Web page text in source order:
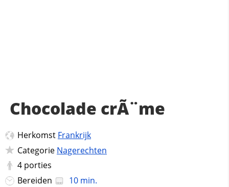
Chocolade crÃ¨me
Herkomst Frankrijk
Categorie Nagerechten
4 porties
Bereiden
10 min.